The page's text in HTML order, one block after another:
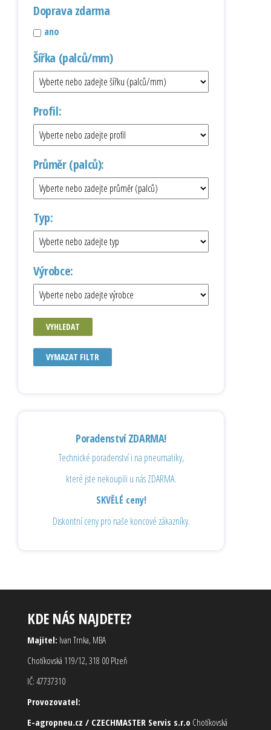
Doprava zdarma
ano
Šířka (palců/mm)
Profil:
Průměr (palců):
Typ:
Výrobce:
VYHLEDAT
VYMAZAT FILTR
Poradenství ZDARMA!
Technické poradenství i na pneumatiky,
které jste nekoupili u nás ZDARMA.
SKVĚLÉ ceny!
Diskontní ceny pro naše koncové zákazníky.
KDE NÁS NAJDETE?
Majitel: Ivan Trnka, MBA
Chotíkovská 119/12, 318 00 Plzeň
IČ: 47737310
Provozovatel:
E-agropneu.cz / CZECHMASTER Servis s.r.o Chotíkovská